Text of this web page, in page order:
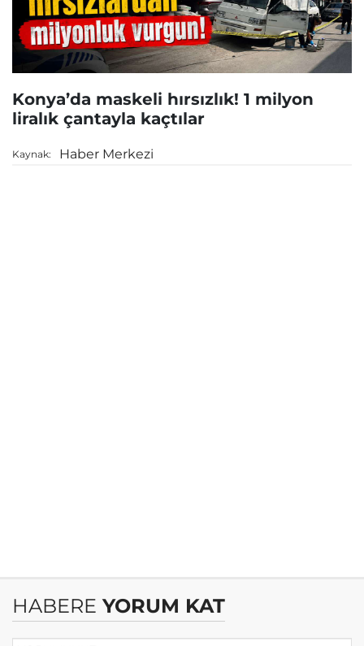
Konya’da maskeli hırsızlık! 1 milyon
liralık çantayla kaçtılar
Kaynak: Haber Merkezi
HABERE YORUM KAT